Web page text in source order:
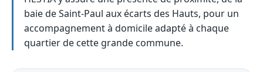
baie de Saint-Paul aux écarts des Hauts, pour un
accompagnement à domicile adapté à chaque
quartier de cette grande commune.